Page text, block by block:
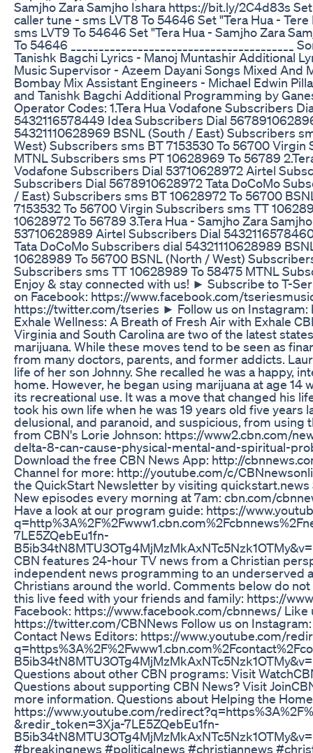
Samjho Zara Samjho Ishara https://bit.ly/2C4d83s
caller tune - sms LVT8 To 54646 Set "Tera Hua -
sms LVT9 To 54646 Set "Tera Hua - Samjho Zara
To 54646
Tanishk Bagchi Lyrics - Manoj Muntashir Additional
Music Supervisor - Azeem Dayani Songs Mixed And
Bombay Mix Assistant Engineers - Michael Edwin
and Tanishk Bagchi Additional Programming by Ganesh
Operator Codes: 1.Tera Hua Vodafone Subscribers
5432116578449 Idea Subscribers Dial
54321110628969 BSNL (South / East) Subscribers
West) Subscribers sms BT 7153530 To 56700
MTNL Subscribers sms PT 10628969 To 56789
Vodafone Subscribers Dial 53710628972 Airtel
Subscribers Dial 5678910628972 Tata DoCoMo
/ East) Subscribers sms BT 10628972 To 56700
7153532 To 56700 Virgin Subscribers sms TT
10628972 To 56789 3.Tera Hua - Samjho Zara
53710628989 Airtel Subscribers Dial
Tata DoCoMo Subscribers dial 54321110628989
10628989 To 56700 BSNL (North / West)
Subscribers sms TT 10628989 To 58475 MTNL
Enjoy & stay connected with us! ► Subscribe to T-
on Facebook: https://www.facebook.com/
https://twitter.com/tseries ► Follow us on
Exhale Wellness: A Breath of Fresh Air with Exhale
Virginia and South Carolina are two of the latest
marijuana. While these moves tend to be seen as
from many doctors, parents, and former addicts.
life of her son Johnny. She recalled he was a happy,
home. However, he began using marijuana at age
its recreational use. It was a move that changed his
took his own life when he was 19 years old five years
delusional, and paranoid, and suspicious, from using
from CBN's Lorie Johnson: https://www2.cbn.com/
delta-8-can-cause-physical-mental-and-spiritual-
Download the free CBN News App: http://
Channel for more: http://youtube.com/c/
the QuickStart Newsletter by visiting quickstart.news
New episodes every morning at 7am: cbn.com/
Have a look at our program guide: https://
7LE5ZQebEu1fn-
CBN features 24-hour TV news from a Christian
independent news programming to an underserved
Christians around the world. Comments below do
this live feed with your friends and family: https://
Facebook: https://www.facebook.com/cbnnews/ Like
https://twitter.com/CBNNews Follow us on
Contact News Editors: https://www.youtube.com/
Questions about other CBN programs: Visit
Questions about supporting CBN News? Visit
more information. Questions about Helping the
https://www.youtube.com/
&redir_token=3Xja-7LE5ZQebEu1fn-
#breakingnews #politicalnews #christiannews